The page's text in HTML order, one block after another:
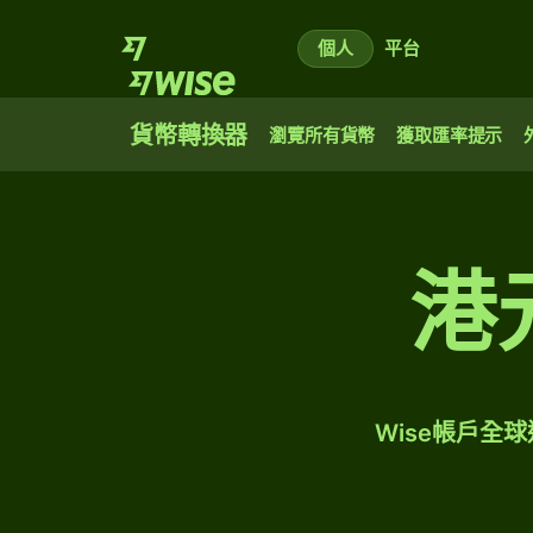
個人 平台
貨幣轉換器 瀏覽所有貨幣 獲取匯率提示
港
Wise帳戶全球